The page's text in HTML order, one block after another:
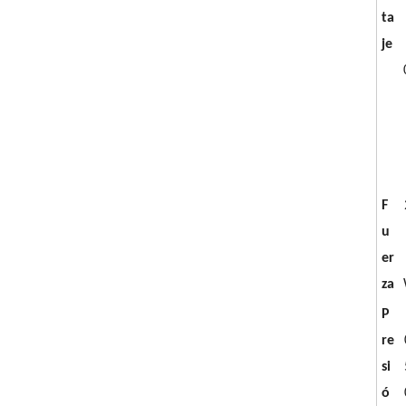
ta
je
F
u
er
za
P
re
si
ó